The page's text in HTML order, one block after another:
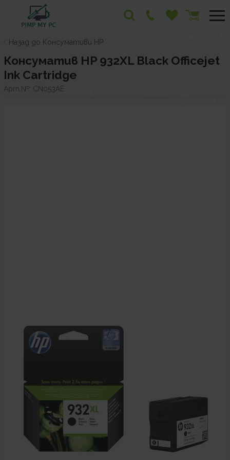
Назад до Консумативи HP
Консуматив HP 932XL Black Officejet
Ink Cartridge
Арт.№: CN053AE